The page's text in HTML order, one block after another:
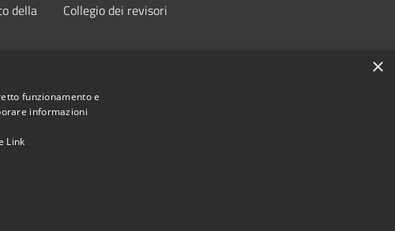
della
Collegio dei revisori
Autorità di Sistema Portuale del Mare
×
funzionamento e
informazioni
Link